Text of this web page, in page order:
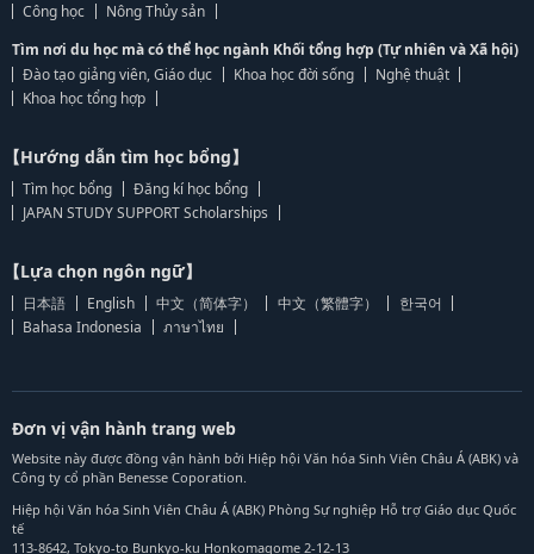
Công học
Nông Thủy sản
Tìm nơi du học mà có thể học ngành Khối tổng hợp (Tự nhiên và Xã hội)
Đào tạo giảng viên, Giáo dục
Khoa học đời sống
Nghệ thuật
Khoa học tổng hợp
【Hướng dẫn tìm học bổng】
Tìm học bổng
Đăng kí học bổng
JAPAN STUDY SUPPORT Scholarships
【Lựa chọn ngôn ngữ】
日本語 English 中文（简体字） 中文（繁體字）
한국어
Bahasa Indonesia
ภาษาไทย
Đơn vị vận hành trang web
Website này được đồng vận hành bởi Hiệp hội Văn hóa Sinh Viên Châu Á (ABK) và
Công ty cổ phần Benesse Coporation.
Hiệp hội Văn hóa Sinh Viên Châu Á (ABK) Phòng Sự nghiệp Hỗ trợ Giáo dục Quốc
tế
113-8642, Tokyo-to Bunkyo-ku Honkomagome 2-12-13